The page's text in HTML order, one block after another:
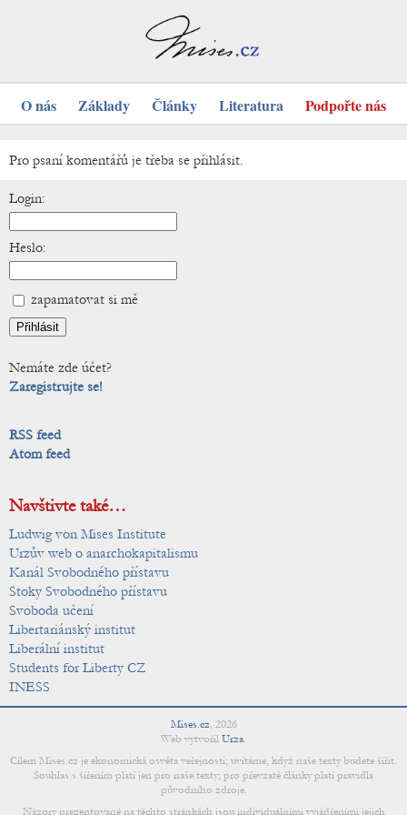
O nás Základy Články Literatura Podpořte nás
Pro psaní komentářů je třeba se přihlásit.
Login:
Heslo:
zapamatovat si mě
Nemáte zde účet?
Zaregistrujte se!
RSS feed
Atom feed
Navštivte také…
Ludwig von Mises Institute
Urzův web o anarchokapitalismu
Kanál Svobodného přístavu
Stoky Svobodného přístavu
Svoboda učení
Libertariánský institut
Liberální institut
Students for Liberty CZ
INESS
Mises.cz, 2026
Web vytvořil Urza.
Cílem Mises.cz je ekonomická osvěta veřejnosti; uvítáme, když naše texty budete šířit.
Souhlas s šířením platí jen pro naše texty; pro převzaté články platí pravidla
původního zdroje.
Názory prezentované na těchto stránkách jsou individuálními vyjádřeními jejich